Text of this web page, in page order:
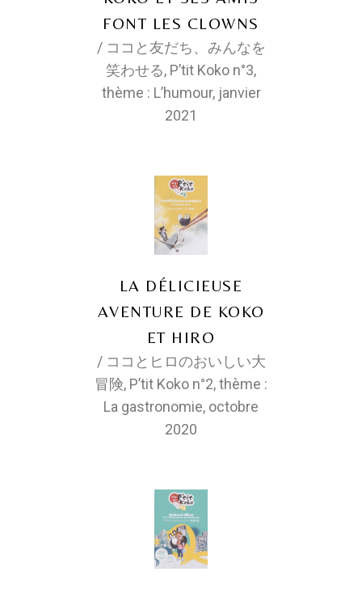
FONT LES CLOWNS
/ ココと友だち、みんなを
笑わせる, P’tit Koko n°3,
thème : L’humour, janvier
2021
LA DÉLICIEUSE
AVENTURE DE KOKO
ET HIRO
/ ココとヒロのおいしい大
冒険, P’tit Koko n°2, thème :
La gastronomie, octobre
2020